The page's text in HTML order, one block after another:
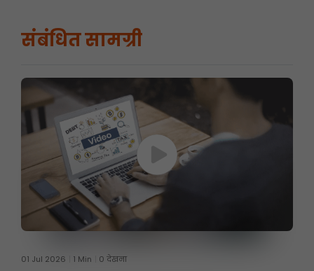
संबंधित सामग्री
01 Jul 2026 1 Min 0 देखना